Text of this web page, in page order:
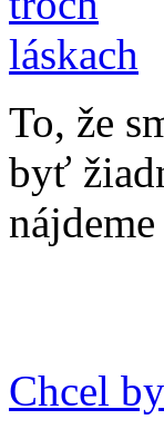
To, že
byť
Chcel